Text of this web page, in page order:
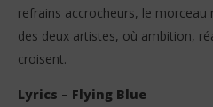
La Fouine ft L2B – Flying
refrains accrocheurs, le morceau
des deux artistes, où ambition,
croisent.
Lyrics – Flying Blue